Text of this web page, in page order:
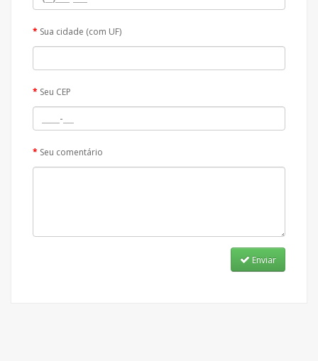
Sua cidade (com UF)
Seu CEP
Seu comentário
Enviar